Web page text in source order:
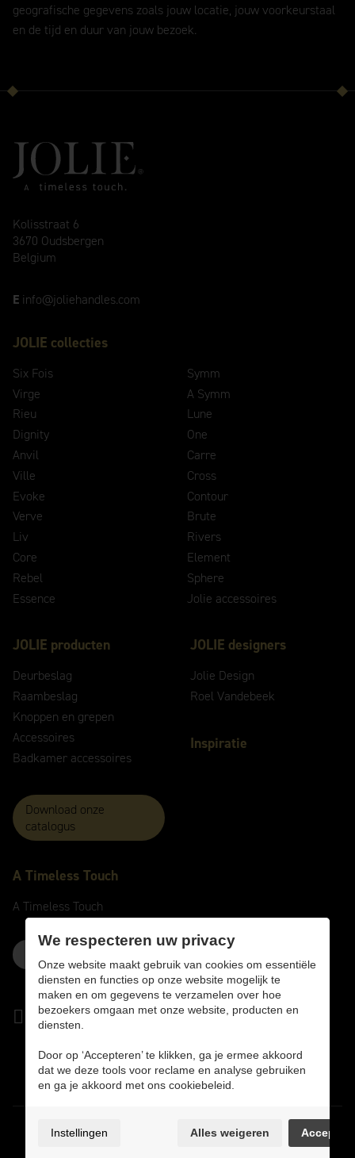
geografische gegevens zoals jouw locatie, jouw voorkeurstaal
en de tijd en duur van jouw bezoek.
Kolisstraat 6
3670 Oudsbergen
Belgium
E info@joliehandles.com
JOLIE collecties
Six Fois
Virge
Rieu
Dignity
Anvil
Ville
Evoke
Verve
Liv
Core
Rebel
Essence
Symm
A Symm
Lune
One
Carre
Cross
Contour
Brute
Rivers
Element
Sphere
Jolie accessoires
JOLIE producten
Deurbeslag
Raambeslag
Knoppen en grepen
Accessoires
Badkamer accessoires
Download onze
catalogus
JOLIE designers
Jolie Design
Roel Vandebeek
Inspiratie
A Timeless Touch
A TimelessTouch
We respecteren uw privacy
Onze website maakt gebruik van cookies om essentiële
diensten en functies op onze website mogelijk te
maken en om gegevens te verzamelen over hoe
bezoekers omgaan met onze website, producten en
diensten.
Door op ‘Accepteren’ te klikken, ga je ermee akkoord
dat we deze tools voor reclame en analyse gebruiken
en ga je akkoord met ons cookiebeleid.
Instellingen Alles weigeren